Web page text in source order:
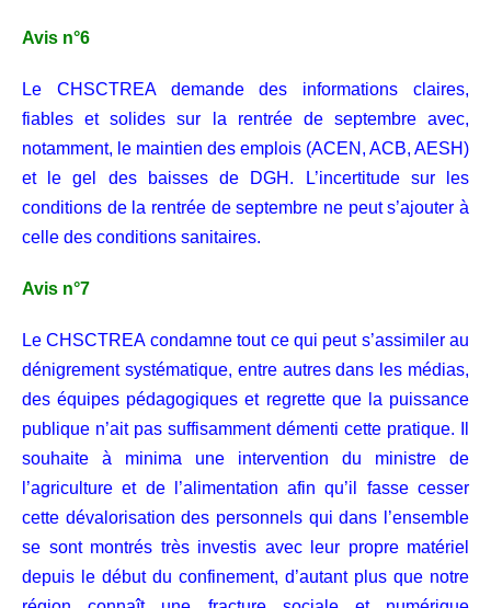
Avis n°6
Le CHSCTREA demande des informations claires,
fiables et solides sur la rentrée de septembre avec,
notamment, le maintien des emplois (ACEN, ACB, AESH)
et le gel des baisses de DGH. L’incertitude sur les
conditions de la rentrée de septembre ne peut s’ajouter à
celle des conditions sanitaires.
Avis n°7
Le CHSCTREA condamne tout ce qui peut s’assimiler au
dénigrement systématique, entre autres dans les médias,
des équipes pédagogiques et regrette que la puissance
publique n’ait pas suffisamment démenti cette pratique. Il
souhaite à minima une intervention du ministre de
l’agriculture et de l’alimentation afin qu’il fasse cesser
cette dévalorisation des personnels qui dans l’ensemble
se sont montrés très investis avec leur propre matériel
depuis le début du confinement, d’autant plus que notre